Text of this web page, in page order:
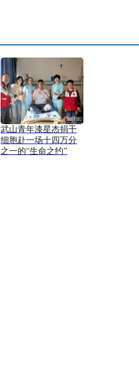
武山青年漆星杰捐干
细胞赴一场十四万分
之一的“生命之约”